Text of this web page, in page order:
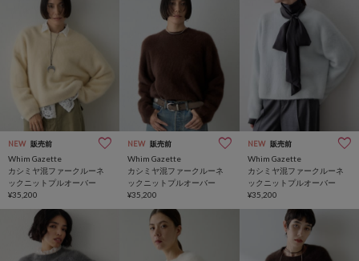
NEW 販売前
Whim Gazette
カシミヤ混ファークルーネ
ックニットプルオーバー
¥35,200
NEW 販売前
Whim Gazette
カシミヤ混ファークルーネ
ックニットプルオーバー
¥35,200
NEW 販売前
Whim Gazette
カシミヤ混ファークルーネ
ックニットプルオーバー
¥35,200